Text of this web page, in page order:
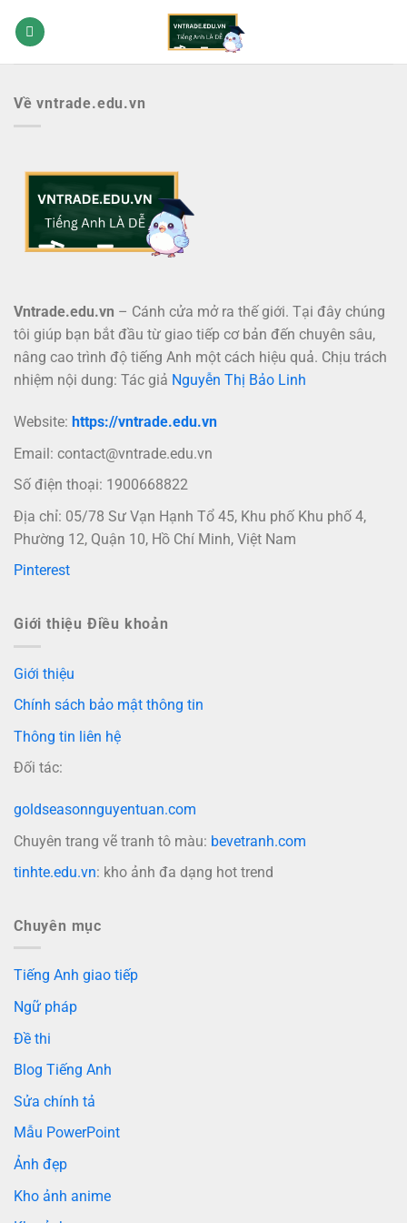
qua
Về vntrade.edu.vn
Vntrade.edu.vn – Cánh cửa mở ra thế giới. Tại đây chúng
tôi giúp bạn bắt đầu từ giao tiếp cơ bản đến chuyên sâu,
nâng cao trình độ tiếng Anh một cách hiệu quả. Chịu trách
nhiệm nội dung: Tác giả Nguyễn Thị Bảo Linh
Website: https://vntrade.edu.vn
Email: contact@vntrade.edu.vn
Số điện thoại: 1900668822
Địa chỉ: 05/78 Sư Vạn Hạnh Tổ 45, Khu phố Khu phố 4,
Phường 12, Quận 10, Hồ Chí Minh, Việt Nam
Pinterest
Giới thiệu Điều khoản
Giới thiệu
Chính sách bảo mật thông tin
Thông tin liên hệ
Đối tác:
goldseasonnguyentuan.com
Chuyên trang vẽ tranh tô màu: bevetranh.com
tinhte.edu.vn: kho ảnh đa dạng hot trend
Chuyên mục
Tiếng Anh giao tiếp
Ngữ pháp
Đề thi
Blog Tiếng Anh
Sửa chính tả
Mẫu PowerPoint
Ảnh đẹp
Kho ảnh anime